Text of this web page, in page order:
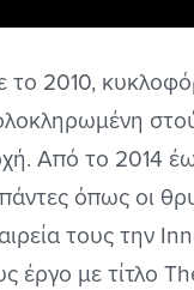
το 2010,
Από το 2014
όπως οι
τους την
έργο με τίτλο